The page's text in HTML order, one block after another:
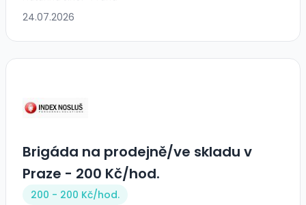
24.07.2026
Brigáda na prodejně/ve skladu v
Praze - 200 Kč/hod.
200 - 200 Kč/hod.